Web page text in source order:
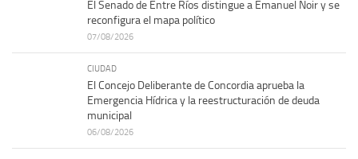
El Senado de Entre Ríos distingue a Emanuel Noir y se
reconfigura el mapa político
07/08/2026
CIUDAD
El Concejo Deliberante de Concordia aprueba la
Emergencia Hídrica y la reestructuración de deuda
municipal
06/08/2026